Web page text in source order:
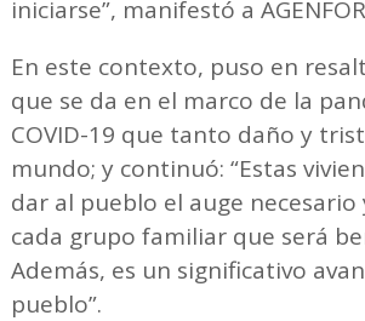
iniciarse”, manifestó a
En este contexto, puso en
que se da en el marco de la
COVID-19 que tanto daño y
mundo; y continuó: “Estas
dar al pueblo el auge necesario
cada grupo familiar que será
Además, es un significativo
pueblo”.